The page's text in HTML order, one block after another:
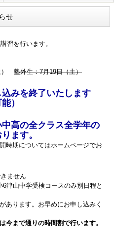
せ
習を行います。
） 塾外生：7月19日（土）
みを終了いたします
）
高の全クラス全学年の
ます。
時期についてはホームページでお
ません
津山中学受検コースのみ別日程と
あります。お早めにお申し込みく
まで通りの時間割で行います。